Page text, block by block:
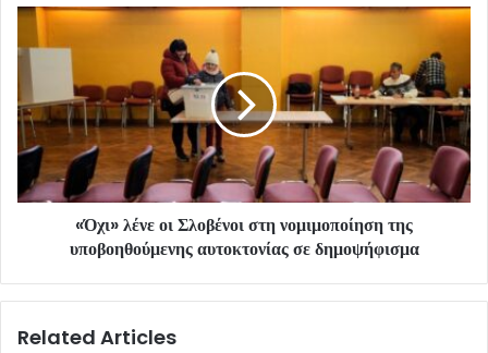
«Όχι» λένε οι Σλοβένοι στη νομιμοποίηση της
υποβοηθούμενης αυτοκτονίας σε δημοψήφισμα
Related Articles